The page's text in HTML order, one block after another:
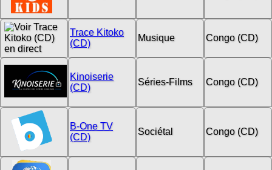
Trace Kitoko
(CD)
Musique Congo (CD)
Kinoiserie
(CD)
Séries-Films Congo (CD)
B-One TV
(CD)
Sociétal Congo (CD)